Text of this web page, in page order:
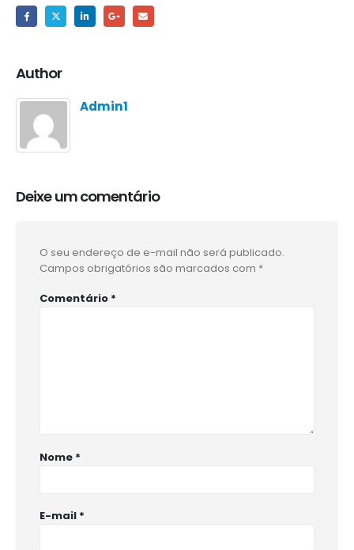
Author
Admin1
Deixe um comentário
O seu endereço de e-mail não será publicado.
Campos obrigatórios são marcados com *
Comentário *
Nome *
E-mail *